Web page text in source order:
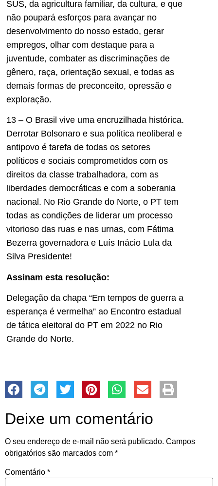
SUS, da agricultura familiar, da cultura, e que
não poupará esforços para avançar no
desenvolvimento do nosso estado, gerar
empregos, olhar com destaque para a
juventude, combater as discriminações de
gênero, raça, orientação sexual, e todas as
demais formas de preconceito, opressão e
exploração.
13 – O Brasil vive uma encruzilhada histórica.
Derrotar Bolsonaro e sua política neoliberal e
antipovo é tarefa de todas os setores
políticos e sociais comprometidos com os
direitos da classe trabalhadora, com as
liberdades democráticas e com a soberania
nacional. No Rio Grande do Norte, o PT tem
todas as condições de liderar um processo
vitorioso das ruas e nas urnas, com Fátima
Bezerra governadora e Luís Inácio Lula da
Silva Presidente!
Assinam esta resolução:
Delegação da chapa “Em tempos de guerra a
esperança é vermelha” ao Encontro estadual
de tática eleitoral do PT em 2022 no Rio
Grande do Norte.
Deixe um comentário
O seu endereço de e-mail não será publicado. Campos
obrigatórios são marcados com *
Comentário *